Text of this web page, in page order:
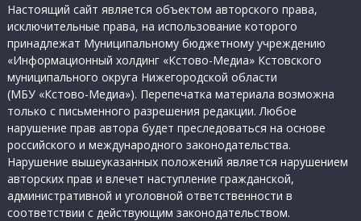
Настоящий сайт является объектом авторского права,
исключительные права, на использование которого
принадлежат Муниципальному бюджетному учреждению
«Информационный холдинг «Кстово-Медиа» Кстовского
муниципального округа Нижегородской области
(МБУ «Кстово-Медиа»). Перепечатка материала возможна
только с письменного разрешения редакции. Любое
нарушение прав автора будет преследоваться на основе
российского и международного законодательства.
Нарушение вышеуказанных положений является нарушением
авторских прав и влечет наступление гражданской,
административной и уголовной ответственности в
соответствии с действующим законодательством.